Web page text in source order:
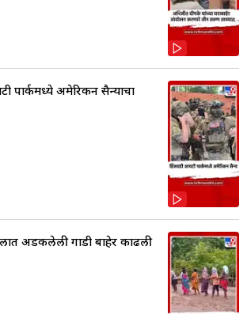
पार्कमध्ये अमेरिकन सैन्याचा
अडकलेली गाडी बाहेर काढली